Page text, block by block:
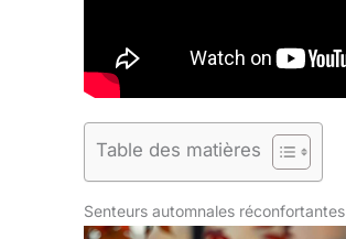
Table des matières
Senteurs automnales réconfortantes